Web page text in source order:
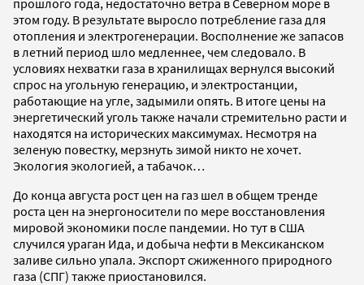
этом году. В результате выросло потребление газа для
отопления и электрогенерации. Восполнение же запасов
в летний период шло медленнее, чем следовало. В
условиях нехватки газа в хранилищах вернулся высокий
спрос на угольную генерацию, и электростанции,
работающие на угле, задымили опять. В итоге цены на
энергетический уголь также начали стремительно расти и
находятся на исторических максимумах. Несмотря на
зеленую повестку, мерзнуть зимой никто не хочет.
Экология экологией, а табачок…
До конца августа рост цен на газ шел в общем тренде
роста цен на энергоносители по мере восстановления
мировой экономики после пандемии. Но тут в США
случился ураган Ида, и добыча нефти в Мексиканском
заливе сильно упала. Экспорт сжиженного природного
газа (СПГ) также приостановился.